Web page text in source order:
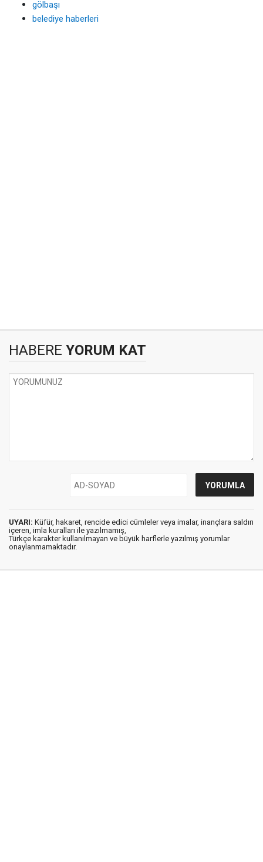
gölbaşı
belediye haberleri
HABERE YORUM KAT
UYARI: Küfür, hakaret, rencide edici cümleler veya imalar, inançlara saldırı
içeren, imla kuralları ile yazılmamış,
Türkçe karakter kullanılmayan ve büyük harflerle yazılmış yorumlar
onaylanmamaktadır.